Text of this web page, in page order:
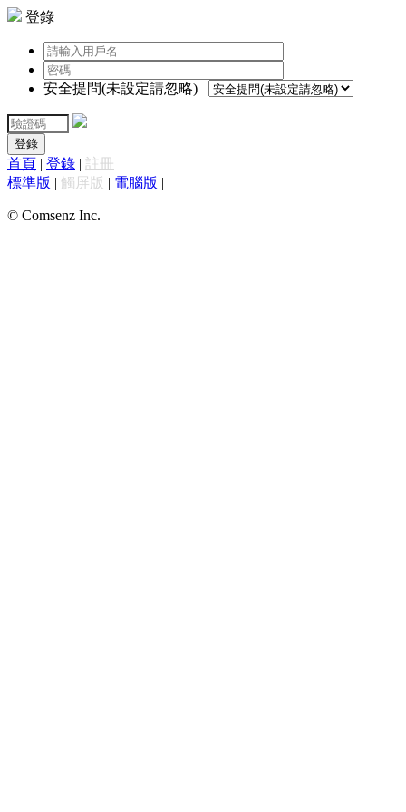
登錄
安全提問(未設定請忽略)
登錄
首頁 | 登錄 | 註冊
標準版 | 觸屏版 | 電腦版 |
© Comsenz Inc.